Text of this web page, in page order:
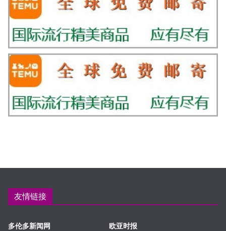
友情链接
多伦多新闻网 欧亚时报